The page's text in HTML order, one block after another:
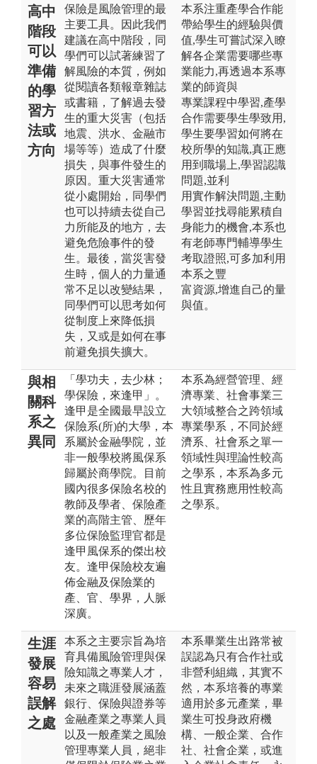
高中
階段
可以
準備
的學
習方
法或
方向
保險是風險管理的最
主要工具。因此我們
建議在高中階段，同
學們可以試著練習了
解風險的本質，例如
從閱讀各類報章雜誌
或書籍，了解過去發
生的重大災害（包括
地震、洪水、金融市
場等等）造成了什麼
損失，與事件發生的
原因。重大災害通常
從小處開始，同學們
也可以持續去從自己
力所能及的地方，去
避免危險事件的發
生。最後，當災害發
生時，個人的力量通
常不足以改變結果，
同學們可以思考如何
從制度上來降低損
失，又或是如何在事
前避免損失擴大。
本系注重產學合作能
帶給學生的經驗與價
值,學生可嘗試深入瞭
解各企業需要哪些專
業能力,再透過本系專
業的師資與
專業課程中學習,產學
合作需要學生學致用,
學生要學習如何將在
校所學的知識,真正應
用到職場上,學習認識
問題,並利
用實作解決問題,主動
學習並找尋能累積自
身能力的機會,本系也
有老師專門輔導學生
考取證照,可多加利用
本系之豐
富資源,增進自己的量
與值。
與相
關科
系之
異同
「學功夫，去少林；
學保險，來逢甲」。
逢甲是全國最早設立
保險系(所)的大學，本
系屬於金融學院，並
非一般學校將風保系
歸屬於商學院。目前
國內很多保險名校的
教師及學者、保險產
業的高階主管、歷年
多位保險監理官都是
逢甲風保系的傑出校
友。逢甲保險校友遍
佈金融及保險業的
產、官、學界，人脈
深廣。
本系為經營管理、經
濟專業、社會事業三
大領域整合之跨領域
專業學系，不同於經
濟系、社會系之單一
領域性與理論性較高
之學系，本系為多元
性且實務應用性較高
之學系。
生涯
發展
容易
誤解
之處
本系之主要宗旨為培
育具備風險管理與保
險知識之專業人才，
未來之職涯發展涵蓋
銀行、保險與證券等
金融產業之專業人員
以及一般產業之風險
管理專業人員，絕非
本系畢業生出路常被
誤認為只有合作社或
非營利組織，其實不
然，本系培養的專業
適用於多元產業，畢
業生可投身政府機
構、一般企業、合作
社、社會企業，或進